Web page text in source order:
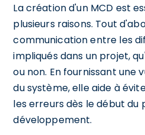
La création d'un MCD est
plusieurs raisons. Tout
communication entre les
impliqués dans un projet,
ou non. En fournissant une
du système, elle aide à
les erreurs dès le début du
développement.